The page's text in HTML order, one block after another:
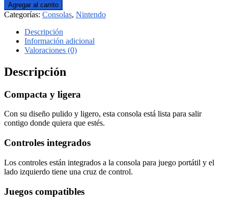
Agregar al carrito
Categorías: Consolas, Nintendo
Descripción
Información adicional
Valoraciones (0)
Descripción
Compacta y ligera
Con su diseño pulido y ligero, esta consola está lista para salir
contigo donde quiera que estés.
Controles integrados
Los controles están integrados a la consola para juego portátil y el
lado izquierdo tiene una cruz de control.
Juegos compatibles